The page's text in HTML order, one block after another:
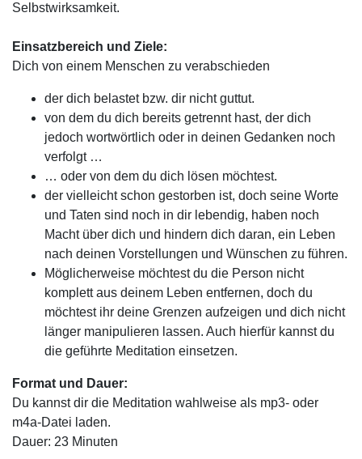
Selbstwirksamkeit.
Einsatzbereich und Ziele:
Dich von einem Menschen zu verabschieden
der dich belastet bzw. dir nicht guttut.
von dem du dich bereits getrennt hast, der dich
jedoch wortwörtlich oder in deinen Gedanken noch
verfolgt …
… oder von dem du dich lösen möchtest.
der vielleicht schon gestorben ist, doch seine Worte
und Taten sind noch in dir lebendig, haben noch
Macht über dich und hindern dich daran, ein Leben
nach deinen Vorstellungen und Wünschen zu führen.
Möglicherweise möchtest du die Person nicht
komplett aus deinem Leben entfernen, doch du
möchtest ihr deine Grenzen aufzeigen und dich nicht
länger manipulieren lassen. Auch hierfür kannst du
die geführte Meditation einsetzen.
Format und Dauer:
Du kannst dir die Meditation wahlweise als mp3- oder
m4a-Datei laden.
Dauer: 23 Minuten